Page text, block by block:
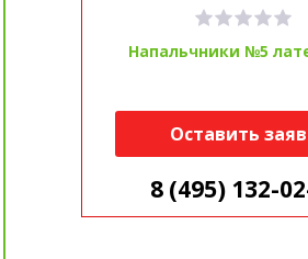
Напальчники №5
Оставить
8 (495) 132-